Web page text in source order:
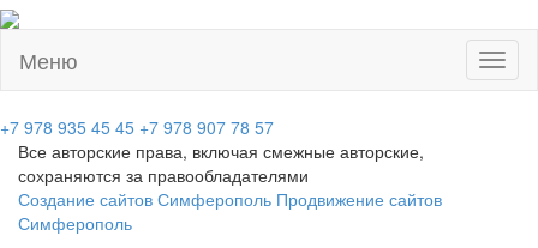
Меню
+7 978 935 45 45 +7 978 907 78 57
Все авторские права, включая смежные авторские,
сохраняются за правообладателями
Создание сайтов Симферополь Продвижение сайтов
Симферополь